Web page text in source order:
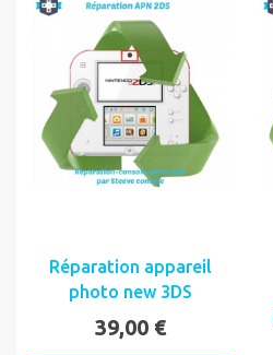
Réparation appareil
photo new 3DS
39,00 €